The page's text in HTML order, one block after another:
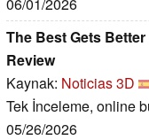
The Best Gets
Review
Kaynak: Noticias 3D
Tek İnceleme, online
05/26/2026